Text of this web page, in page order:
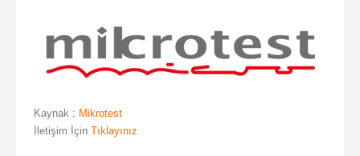
Kaynak : Mikrotest
İletişim İçin Tıklayınız